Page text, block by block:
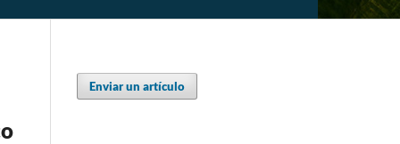
Enviar un artículo